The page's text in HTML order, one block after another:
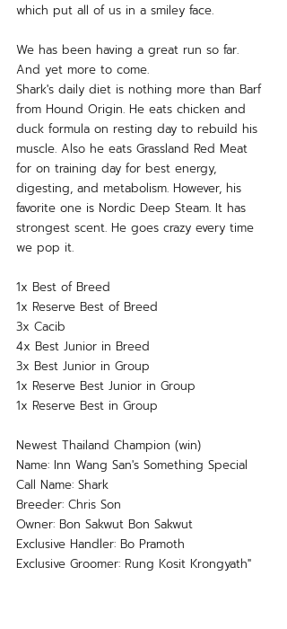
which put all of us in a smiley face.
We has been having a great run so far.
And yet more to come.
Shark's daily diet is nothing more than Barf
from Hound Origin. He eats chicken and
duck formula on resting day to rebuild his
muscle. Also he eats Grassland Red Meat
for on training day for best energy,
digesting, and metabolism. However, his
favorite one is Nordic Deep Steam. It has
strongest scent. He goes crazy every time
we pop it.
1x Best of Breed
1x Reserve Best of Breed
3x Cacib
4x Best Junior in Breed
3x Best Junior in Group
1x Reserve Best Junior in Group
1x Reserve Best in Group
Newest Thailand Champion (win)
Name: Inn Wang San's Something Special
Call Name: Shark
Breeder: Chris Son
Owner: Bon Sakwut Bon Sakwut
Exclusive Handler: Bo Pramoth
Exclusive Groomer: Rung Kosit Krongyath"